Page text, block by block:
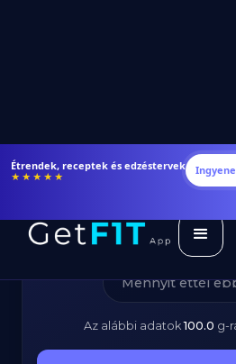
Étrendek, receptek és edzéstervek
★★★★★
Pulykanyak -
Tápanyagok
Az alábbi adatok100.0 g-